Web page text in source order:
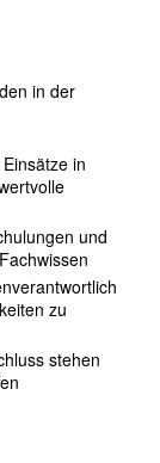
in der
in
und
zu
stehen